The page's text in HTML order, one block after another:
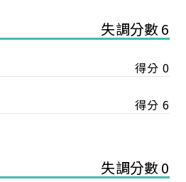
失調分數 6
得分 0
得分 6
失調分數 0